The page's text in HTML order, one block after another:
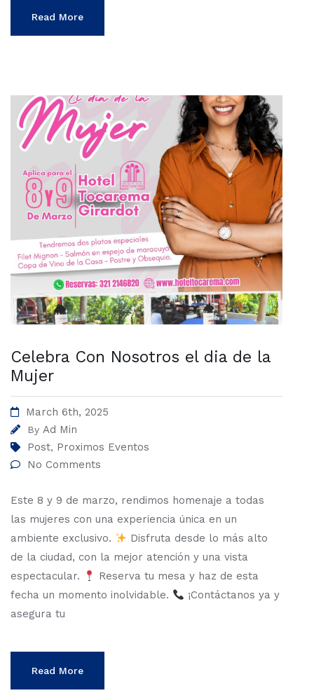
Read More
Celebra Con Nosotros el dia de la
Mujer
March 6th, 2025
By Ad Min
Post, Proximos Eventos
No Comments
Este 8 y 9 de marzo, rendimos homenaje a todas
las mujeres con una experiencia única en un
ambiente exclusivo.
Disfruta desde lo más alto
de la ciudad, con la mejor atención y una vista
espectacular.
Reserva tu mesa y haz de esta
fecha un momento inolvidable.
¡Contáctanos ya y
asegura tu
Read More